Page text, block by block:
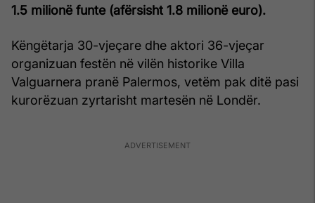
1.5 milionë funte (afërsisht 1.8 milionë euro).
Këngëtarja 30-vjeçare dhe aktori 36-vjeçar
organizuan festën në vilën historike Villa
Valguarnera pranë Palermos, vetëm pak ditë pasi
kurorëzuan zyrtarisht martesën në Londër.